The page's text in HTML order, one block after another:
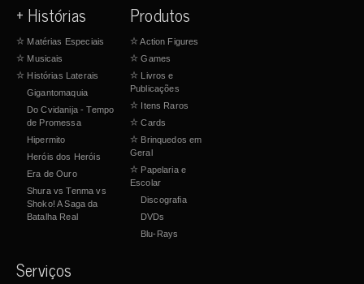
+ Histórias
☆ Matérias Especiais
☆ Musicais
☆ Histórias Laterais
Gigantomaquia
Do Cvidanija - Tempo
de Promessa
Hipermito
Heróis dos Heróis
Era de Ouro
Shura vs Tenma vs
Shoko! A Saga da
Batalha Real
Produtos
☆Action Figures
☆ Games
☆ Livros e
Publicações
☆ Itens Raros
☆ Cards
☆ Brinquedos em
Geral
☆ Papelaria e
Escolar
Discografia
DVDs
Blu-Rays
Serviços